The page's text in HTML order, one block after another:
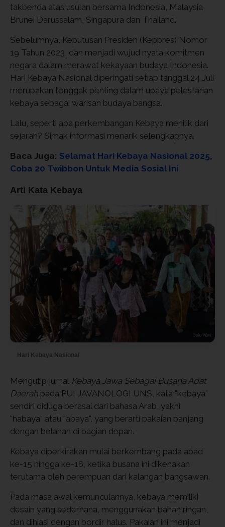
takbenda atas usulan bersama Indonesia, Malaysia,
Brunei Darussalam, Singapura dan Thailand.
Sebelumnya, Keputusan Presiden (Keppres) Nomor
19 Tahun 2023, dan menjadi wujud nyata komitmen
negara dalam merawat kekayaan budaya Indonesia.
Hari Kebaya Nasional diperingati setiap tanggal 24 Juli
merupakan tonggak penting dalam upaya pelestarian
kebaya sebagai warisan budaya bangsa.
Lalu, seperti apa perkembangan Kebaya menilik dari
sejarah? Simak informasi menarik selengkapnya.
Baca Juga: Selamat Hari Kebaya Nasional 2025,
Coba 20 Twibbon Untuk Media Sosial Ini
Arti Kata Kebaya
Hari Kebaya Nasional
Mengutip jurnal Kebaya Jawa Sebagai Busana Adat
Daerah pada PUI JAVANOLOGI UNS, kata "kebaya"
sendiri diduga berasal dari bahasa Arab, yakni
"habaya" atau "abaya", yang berarti pakaian panjang
dengan belahan di bagian depan.
Kebaya diperkirakan mulai berkembang pada abad
ke-15 hingga ke-16, ketika busana ini dikenakan
terutama oleh perempuan dari kalangan bangsawan.
Pada masa awal kemunculannya, kebaya memiliki
desain yang sederhana, menggunakan bahan ringan,
dan dihiasi dengan bordir halus. Pakaian ini menjadi